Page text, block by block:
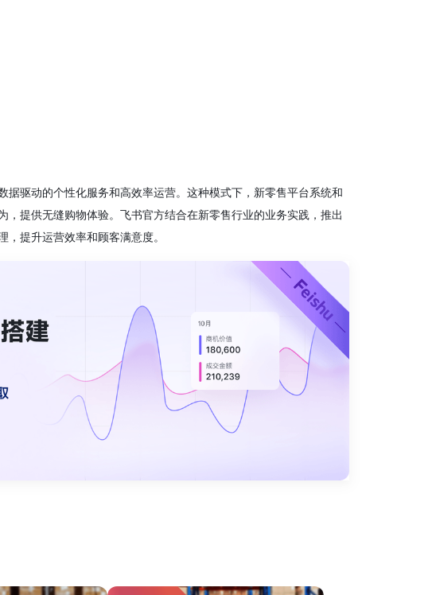
驱动的个性化服务和高效率运营。这种模式下，新零售平台系统和
提供无缝购物体验。飞书官方结合在新零售行业的业务实践，推出
提升运营效率和顾客满意度。